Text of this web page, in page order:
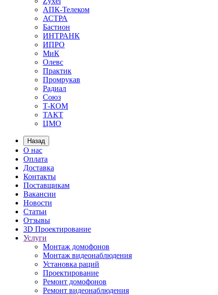
АПК-Телеком
АСТРА
Бастион
ИНТРАНК
ИПРО
МиК
Олевс
Практик
Промрукав
Радиал
Союз
Т-КОМ
ТАКТ
ЦМО
Назад
О нас
Оплата
Доставка
Контакты
Поставщикам
Вакансии
Новости
Статьи
Отзывы
3D Проектирование
Услуги
Монтаж домофонов
Монтаж видеонаблюдения
Установка раций
Проектирование
Ремонт домофонов
Ремонт видеонаблюдения